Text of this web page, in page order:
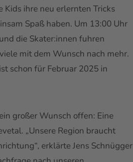
Kids ihre neu erlernten Tricks
Spaß haben. Um 13:00 Uhr
die Skater:innen fuhren
mit dem Wunsch nach mehr.
schon für Februar 2025 in
großer Wunsch offen: Eine
„Unsere Region braucht
erklärte Jens Schnügger